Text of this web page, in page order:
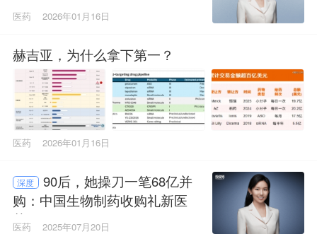
医药 2026年01月16日
赫吉亚，为什么拿下第一？
医药 2026年01月16日
深度
90后，她操刀一笔68亿并
购：中国生物制药收购礼新医
药
医药 2025年07月20日